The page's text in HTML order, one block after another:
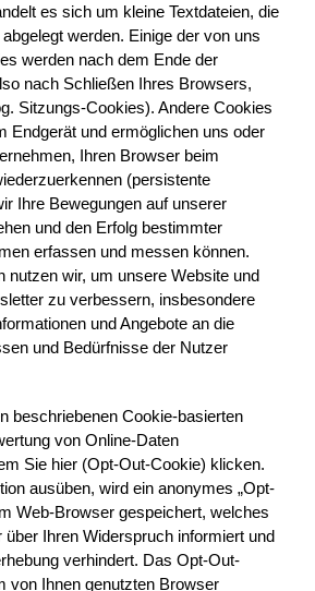
es sich um kleine Textdateien, die
werden. Einige der von uns
werden nach dem Ende der
nach Schließen Ihres Browsers,
Sitzungs-Cookies). Andere Cookies
Endgerät und ermöglichen uns oder
Ihren Browser beim
(persistente
Ihre Bewegungen auf unserer
und den Erfolg bestimmter
erfassen und messen können.
nutzen wir, um unsere Website und
zu verbessern, insbesondere
und Angebote an die
und Bedürfnisse der Nutzer
beschriebenen Cookie-basierten
von Online-Daten
Sie hier (Opt-Out-Cookie) klicken.
ausüben, wird ein anonymes „Opt-
Web-Browser gespeichert, welches
über Ihren Widerspruch informiert und
verhindert. Das Opt-Out-
von Ihnen genutzten Browser